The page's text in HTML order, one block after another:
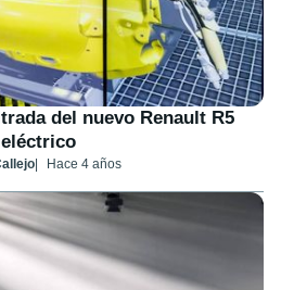
del nuevo Renault R5
eléctrico
Hace 4 años